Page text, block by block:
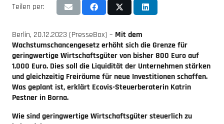
Teilen per:
Berlin, 20.12.2023 (PresseBox) – Mit dem
Wachstumschancengesetz erhöht sich die Grenze für
geringwertige Wirtschaftsgüter von bisher 800 Euro auf
1.000 Euro. Dies soll die Liquidität der Unternehmen stärken
und gleichzeitig Freiräume für neue Investitionen schaffen.
Was geplant ist, erklärt Ecovis-Steuerberaterin Katrin
Pestner in Borna.
Wie sind geringwertige Wirtschaftsgüter steuerlich zu